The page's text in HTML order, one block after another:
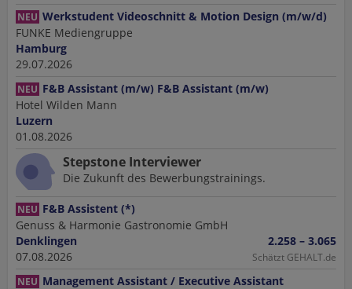
NEU Werkstudent Videoschnitt & Motion Design (m/w/d)
FUNKE Mediengruppe
Hamburg
29.07.2026
NEU F&B Assistant (m/w) F&B Assistant (m/w)
Hotel Wilden Mann
Luzern
01.08.2026
Stepstone Interviewer
Die Zukunft des Bewerbungstrainings.
NEU F&B Assistent (*)
Genuss & Harmonie Gastronomie GmbH
Denklingen
07.08.2026
2.258 – 3.065
Schätzt GEHALT.de
NEU Management Assistant / Executive Assistant